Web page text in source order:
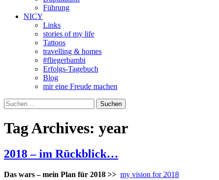
Führung
NICY
Links
stories of my life
Tattoos
travelling & homes
#fliegerbambi
Erfolgs-Tagebuch
Blog
mir eine Freude machen
Suchen
nach:
Tag Archives: year
2018 – im Rückblick…
Das wars – mein Plan für 2018 >> my vision for 2018